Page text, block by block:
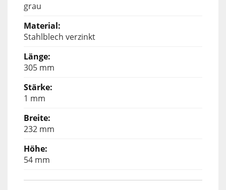
grau
Stahlblech verzinkt
305 mm
1 mm
232 mm
54 mm